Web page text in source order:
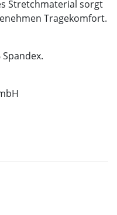
Stretchmaterial sorgt
Tragekomfort.
Spandex.